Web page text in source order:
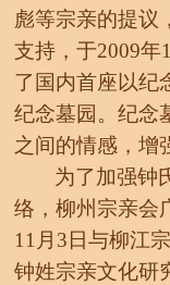
彪等宗亲的提议
支持，于2009年
了国内首座以纪
纪念墓园。纪念
之间的情感，增
为了加强钟
络，柳州宗亲会
11月3日与柳江
钟姓宗亲文化研